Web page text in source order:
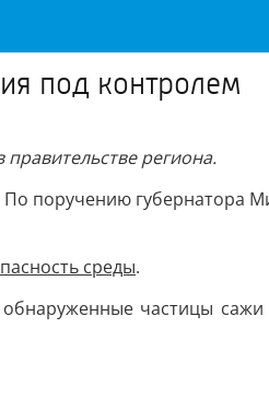
под контролем
правительстве региона.
поручению губернатора
среды.
частицы сажи